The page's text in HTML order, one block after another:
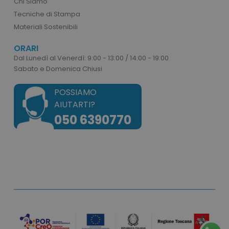
Tecniche di Stampa
Materiali Sostenibili
ORARI
Dal Lunedì al Venerdì: 9:00 - 13:00 / 14:00 - 19:00
Sabato e Domenica Chiusi
POSSIAMO
AIUTARTI?
050 6390770
necessari.
Nome
utm_campaign
recently_viewed_product_previous
Adobe Inc.